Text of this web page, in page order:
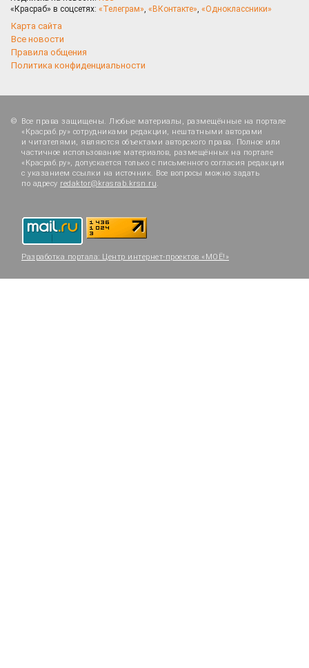
«Красраб» в соцсетях: «Телеграм», «ВКонтакте», «Одноклассники»
Карта сайта
Все новости
Правила общения
Политика конфиденциальности
Все права защищены. Любые материалы, размещённые на портале
«Красраб.ру» сотрудниками редакции, нештатными авторами
и читателями, являются объектами авторского права. Полное или
частичное использование материалов, размещённых на портале
«Красраб.ру», допускается только с письменного согласия редакции
с указанием ссылки на источник. Все вопросы можно задать
по адресу redaktor@krasrab.krsn.ru.
Разработка портала: Центр интернет-проектов «МОЁ!»